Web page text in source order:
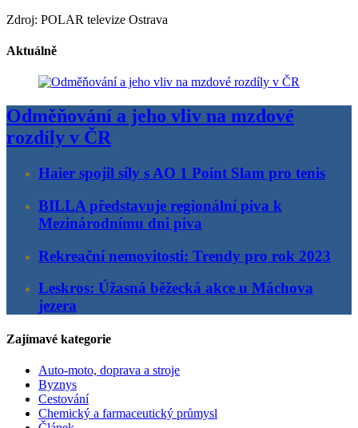
Zdroj: POLAR televize Ostrava
Aktuálně
Odměňování a jeho vliv na mzdové
rozdíly v ČR
Haier spojil síly s AO 1 Point Slam pro tenis
BILLA představuje regionální piva k
Mezinárodnímu dni piva
Rekreační nemovitosti: Trendy pro rok 2023
Leskros: Úžasná běžecká akce u Máchova
jezera
Zajímavé kategorie
Auto-moto, doprava a stroje
Byznys
Cestování
Chemický a farmaceutický průmysl